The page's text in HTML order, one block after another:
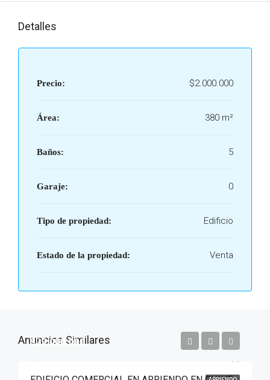
Detalles
Precio: $2.000.000
Área: 380 m²
Baños: 5
Garaje: 0
Tipo de propiedad: Edificio
Estado de la propiedad: Venta
Anuncios Similares
$25.000.000